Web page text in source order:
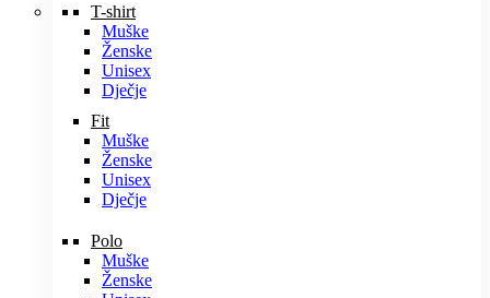
T-shirt
Muške
Ženske
Unisex
Dječje
Fit
Muške
Ženske
Unisex
Dječje
Polo
Muške
Ženske